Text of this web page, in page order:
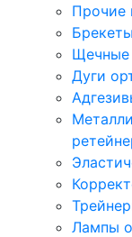
Прочие
Брекеты
Щечные
Дуги
Лампы